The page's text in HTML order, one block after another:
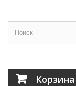
Корзина